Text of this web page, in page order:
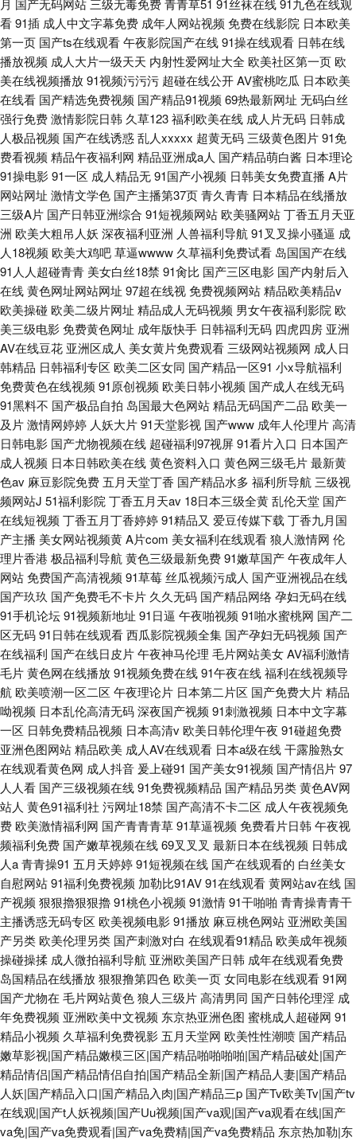
看91插 成人中文字幕免费 成年人网站视频 免费在线影院 日本欧美
第一页 国产ts在线观看午夜影院国产在线91操在线观看 日韩在线
播放视频 成人大片一级天天 内射性爱网址大全 欧美社区第一页 欧
美在线视频播放91视频污污污 超碰在线公开AV蜜桃吃瓜 日本欧美
在线看 国产精选免费视频 国产精品91视频 69热最新网址 无码白丝
强行免费激情影院日韩 久草123福利欧美在线 成人片无码 日韩成
人极品视频 国产在线诱惑乱人xxxxx 超黄无码 三级黄色图片91免
费看视频 精品午夜福利网 精品亚洲成a人 国产精品萌白酱 日本理论
91操电影91一区 成人精品无91国产小视频 日韩美女免费直播 A片
网站网址 激情文学色 国产主播第37页青久青青 日本精品在线播放
三级A片 国产日韩亚洲综合 91短视频网站 欧美骚网站丁香五月天亚
洲 欧美大粗吊人妖 深夜福利亚洲 人兽福利导航 91叉叉操小骚逼 成
人18视频 欧美大鸡吧草逼wwww 久草福利免费试看 岛国国产在线
91人人超碰青青 美女白丝18禁 91肏比 国产三区电影 国产内射后入
在线黄色网址网站网址 97超在线视免费视频网站精品欧美精品v
欧美操碰 欧美二级片网址 精品成人无码视频 男女午夜福利影院 欧
美三级电影免费黄色网址 成年版快手 日韩福利无码 四虎四房 亚洲
AV在线豆花 亚洲区成人 美女黄片免费观看 三级网站视频网 成人日
韩精品 日韩福利专区 欧美二区女同 国产精品一区91 小x导航福利
免费黄色在线视频 91原创视频 欧美日韩小视频 国产成人在线无码
91黑料不 国产极品自拍 岛国最大色网站精品无码国产二品 欧美一
及片激情网婷婷 人妖大片91天堂影视 国产www 成年人伦理片高清
日韩电影 国产尤物视频在线 超碰福利97视屏91看片入口 日本国产
成人视频 日本日韩欧美在线黄色资料入口 黄色网三级毛片最新黄
色av 麻豆影院免费 五月天堂丁香 国产精品水多 福利所导航 三级视
频网站J 51福利影院 丁香五月天av 18日本三级全黄乱伦天堂 国产
在线短视频 丁香五月丁香婷婷91精品又 爱豆传媒下载 丁香九月国
产主播 美女网站视频黄A片com 美女福利在线观看狼人激情网 伦
理片香港 极品福利导航 黄色三级最新免费91嫩草国产午夜成年人
网站免费国产高清视频 91草莓丝瓜视频污成人 国产亚洲视品在线
国产玖玖 国产免费毛不卡片 久久无码 国产精品网络 孕妇无码在线
91手机论坛91视频新地址 91日逼 午夜啪视频 91啪水蜜桃网 国产二
区无码91日韩在线观看西瓜影院视频全集 国产孕妇无码视频 国产
在线福利 国产在线日皮片午夜神马伦理 毛片网站美女AV福利激情
毛片黄色网在线播放91视频免费在线91午夜在线福利在线视频导
航 欧美喷潮一区二区 午夜理论片 日本第二片区 国产免费大片精品
呦视频 日本乱伦高清无码深夜国产视频 91刺激视频 日本中文字幕
一区 日韩免费精品视频 日本高清v 欧美日韩伦理午夜 91碰超免费
亚洲色图网站精品欧美 成人AV在线观看 日本a级在线干露脸熟女
在线观看黄色网 成人抖音 爰上碰91 国产美女91视频 国产情侣片97
人人看 国产三级视频在线91免费视频精品 国产精品另类黄色AV网
站人 黄色91福利社 污网址18禁 国产高清不卡二区 成人午夜视频免
费 欧美激情福利网 国产青青青草91草逼视频 免费看片日韩 午夜视
频福利免费 国产嫩草视频在线69叉叉叉 最新日本在线视频 日韩成
人a青青操91 五月天婷婷91短视频在线 国产在线观看的 白丝美女
自慰网站91福利免费视频 加勒比91AV91在线观看黄网站av在线 国
产视频 狠狠擼狠狠擼91桃色小视频 91激情91干啪啪 青青操青青干
主播诱惑无码专区 欧美视频电影91播放 麻豆桃色网站 亚洲欧美国
产另类 欧美伦理另类 国产刺激对白 在线观看91精品 欧美成年视频
操碰操揉 成人微拍福利导航 亚洲欧美国产日韩 成年在线观看免费
岛国精品在线播放狠狠撸第四色 欧美一页女同电影在线观看91网
国产尤物在 毛片网站黄色狼人三级片高清男同 国产日韩伦理淫 成
年免费视频 亚洲欧美中文视频 东京热亚洲色图 蜜桃成人超碰网 91
精品小视频 久草福利免费视影 五月天堂网 欧美性性潮喷 国产精品
嫩草影视|国产精品嫩模三区|国产精品啪啪啪啪|国产精品破处|国产
精品情侣|国产精品情侣自拍|国产精品全新|国产精品人妻|国产精品
人妖|国产精品入口|国产精品入肉|国产精品三p 国产Tv欧美Tv|国产tv
在线观|国产t人妖视频|国产Uu视频|国产va观|国产va观看在线|国产
va免|国产va免费观看|国产va免费精|国产va免费精品 东京热加勒|东